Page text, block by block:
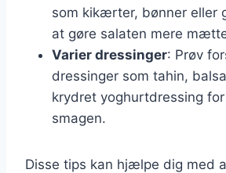
som kikærter, bønner eller
at gøre salaten mere
Varier dressinger: Prøv
dressinger som tahin,
krydret yoghurtdressing
smagen.
Disse tips kan hjælpe dig med